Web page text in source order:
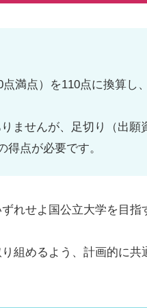
満点）を110点に換算し
ませんが、足切り（出願
点が必要です。
れせよ国公立大学を目指
組めるよう、計画的に共